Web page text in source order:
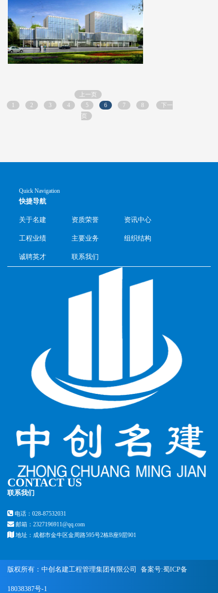
上一页
1
2 3 4 5 6 7 8
下一
页
Quick Navigation
快捷导航
关于名建 资质荣誉 资讯中心
工程业绩 主要业务 组织结构
诚聘英才 联系我们
CONTACT US
联系我们
电话：028-87532031
邮箱：2327196911@qq.com
地址：成都市金牛区金周路595号2栋B座9层901
版权所有：中创名建工程管理集团有限公司 备案号:蜀ICP备
18038387号-1